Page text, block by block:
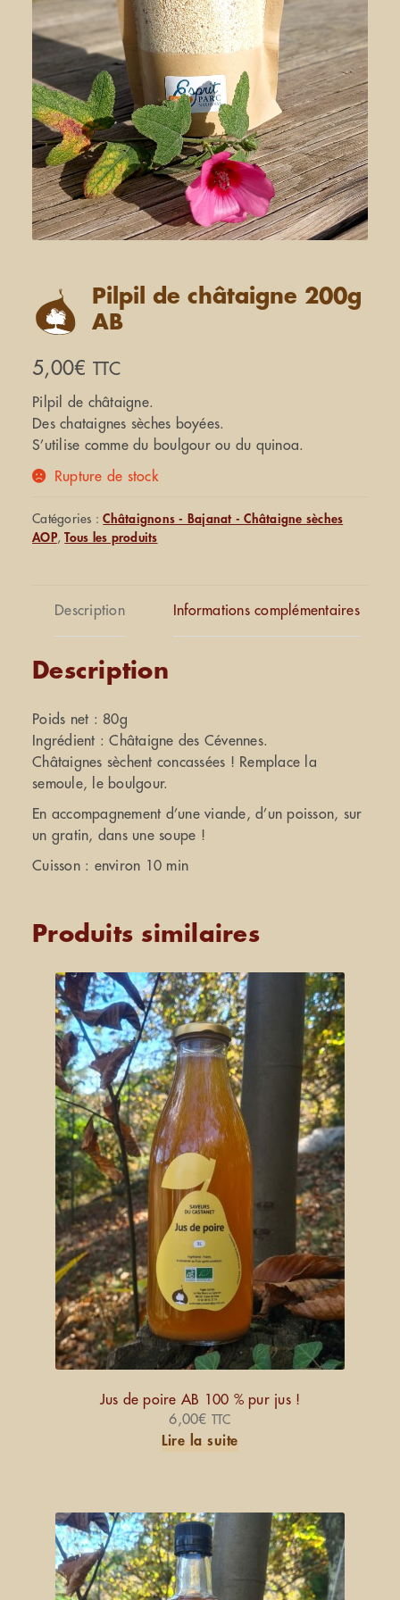
Pilpil de châtaigne 200g
AB
5,00€ TTC
Pilpil de châtaigne.
Des chataignes sèches boyées.
S’utilise comme du boulgour ou du quinoa.
Rupture de stock
Catégories :Châtaignons - Bajanat - Châtaigne sèches
AOP,Tous les produits
Description Informations complémentaires
Description
Poids net : 80g
Ingrédient : Châtaigne des Cévennes.
Châtaignes sèchent concassées ! Remplace la
semoule, le boulgour.
En accompagnement d’une viande, d’un poisson, sur
un gratin, dans une soupe !
Cuisson : environ 10 min
Produits similaires
Jus de poire AB 100 % pur jus !
6,00€ TTC
Lire la suite